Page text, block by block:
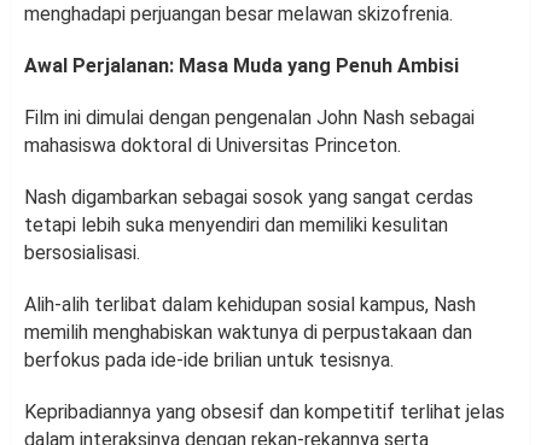
menghadapi perjuangan besar melawan skizofrenia.
Awal Perjalanan: Masa Muda yang Penuh Ambisi
Film ini dimulai dengan pengenalan John Nash sebagai
mahasiswa doktoral di Universitas Princeton.
Nash digambarkan sebagai sosok yang sangat cerdas
tetapi lebih suka menyendiri dan memiliki kesulitan
bersosialisasi.
Alih-alih terlibat dalam kehidupan sosial kampus, Nash
memilih menghabiskan waktunya di perpustakaan dan
berfokus pada ide-ide brilian untuk tesisnya.
Kepribadiannya yang obsesif dan kompetitif terlihat jelas
dalam interaksinya dengan rekan-rekannya serta